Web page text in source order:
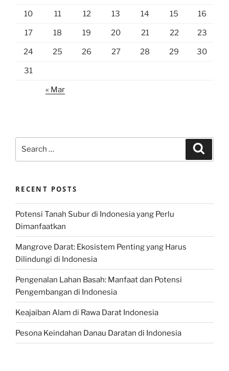
10 11 12 13 14 15 16
17 18 19 20 21 22 23
24 25 26 27 28 29 30
31
« Mar
RECENT POSTS
Potensi Tanah Subur di Indonesia yang Perlu
Dimanfaatkan
Mangrove Darat: Ekosistem Penting yang Harus
Dilindungi di Indonesia
Pengenalan Lahan Basah: Manfaat dan Potensi
Pengembangan di Indonesia
Keajaiban Alam di Rawa Darat Indonesia
Pesona Keindahan Danau Daratan di Indonesia